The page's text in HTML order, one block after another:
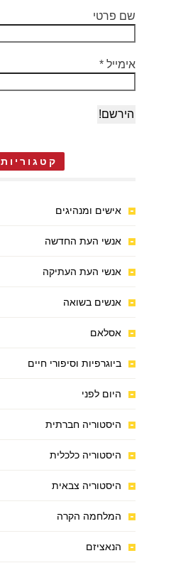
שם פרטי
אימייל *
קטגוריות
אישים ומנהיגים
אנשי העת החדשה
אנשי העת העתיקה
אנשים בשואה
אסלאם
ביוגרפיות וסיפורי חיים
היום לפני
היסטוריה חברתית
היסטוריה כלכלית
היסטוריה צבאית
המלחמה הקרה
הנאציזם